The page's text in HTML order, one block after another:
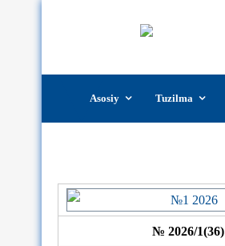
content
Asosiy Tuzilma
№ 2026/1(36)